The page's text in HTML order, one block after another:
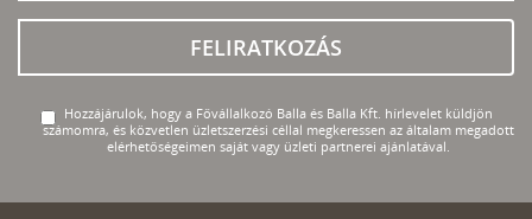
FELIRATKOZÁS
Hozzájárulok, hogy a Fővállalkozó Balla és Balla Kft. hírlevelet küldjön
számomra, és közvetlen üzletszerzési céllal megkeressen az általam megadott
elérhetőségeimen saját vagy üzleti partnerei ajánlatával.